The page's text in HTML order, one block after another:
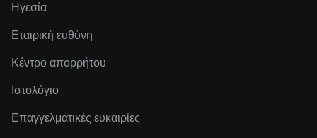
Ηγεσία
Εταιρική ευθύνη
Κέντρο απορρήτου
Ιστολόγιο
Επαγγελματικές ευκαιρίες